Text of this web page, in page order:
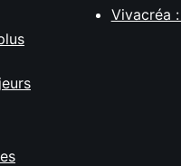
Vivacréa